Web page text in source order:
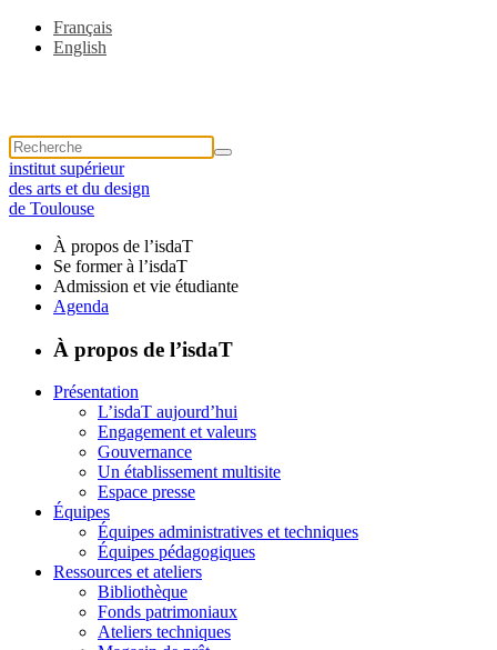
Français
English
institut supérieur
des arts et du design
de Toulouse
À propos de l’isdaT
Se former à l’isdaT
Admission et vie étudiante
Agenda
À propos de l’isdaT
Présentation
L’isdaT aujourd’hui
Engagement et valeurs
Gouvernance
Un établissement multisite
Espace presse
Équipes
Équipes administratives et techniques
Équipes pédagogiques
Ressources et ateliers
Bibliothèque
Fonds patrimoniaux
Ateliers techniques